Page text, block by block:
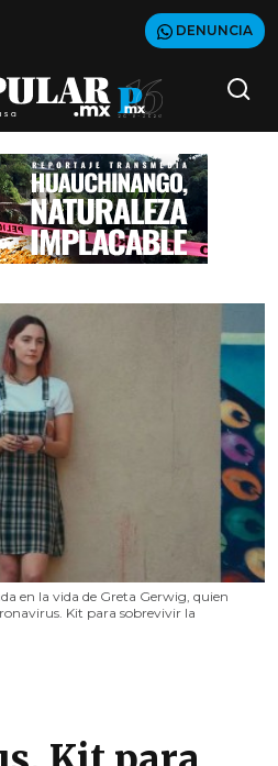
DENUNCIA
en la vida de Greta Gerwig, quien
Kit para sobrevivir la